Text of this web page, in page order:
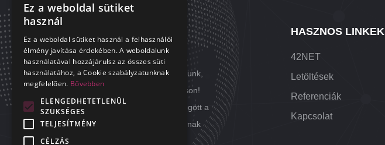
A mindennapok kihívásait megoldjuk
helyetted! Mi minden nap úgy dolgozunk,
hogy a Te álmod nyugodt maradhasson!
Minden nap úgy hagyjuk magunk mögött a
feladatokat, hogy másnap ne okozzanak
fejtörést.
HASZNOS LINKEK
42NET
Letöltések
Referenciák
Kapcsolat
Ez a weboldal sütiket
használ
Ez a weboldal sütiket használ a felhasználói
élmény javítása érdekében. A weboldalunk
használatával hozzájárulsz az összes süti
használatához, a Cookie szabályzatunknak
megfelelően. Bővebben
ELENGEDHETETLENÜL
SZÜKSÉGES
TELJESÍTMÉNY
CÉLZÁS